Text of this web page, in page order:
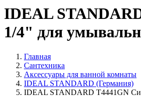
IDEAL
1/4" для
Главная
Сантехника
Аксессуары для ванной комнаты
IDEAL STANDARD (Германия)
IDEAL STANDARD T4441GN